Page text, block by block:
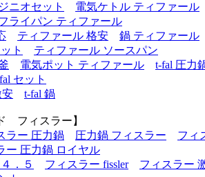
ニオセット
電気ケトル ティファール
ライパン ティファール
ティファール 格安
鍋 ティファール
ト
ティファール ソースパン
電気ポット ティファール
t-fal 圧力
セット
安 t-fal 鍋
フィスラー】
ラー 圧力鍋 圧力鍋 フィスラー
フィ
ー 圧力鍋 ロイヤル
．５
フィスラー fissler
フィスラー